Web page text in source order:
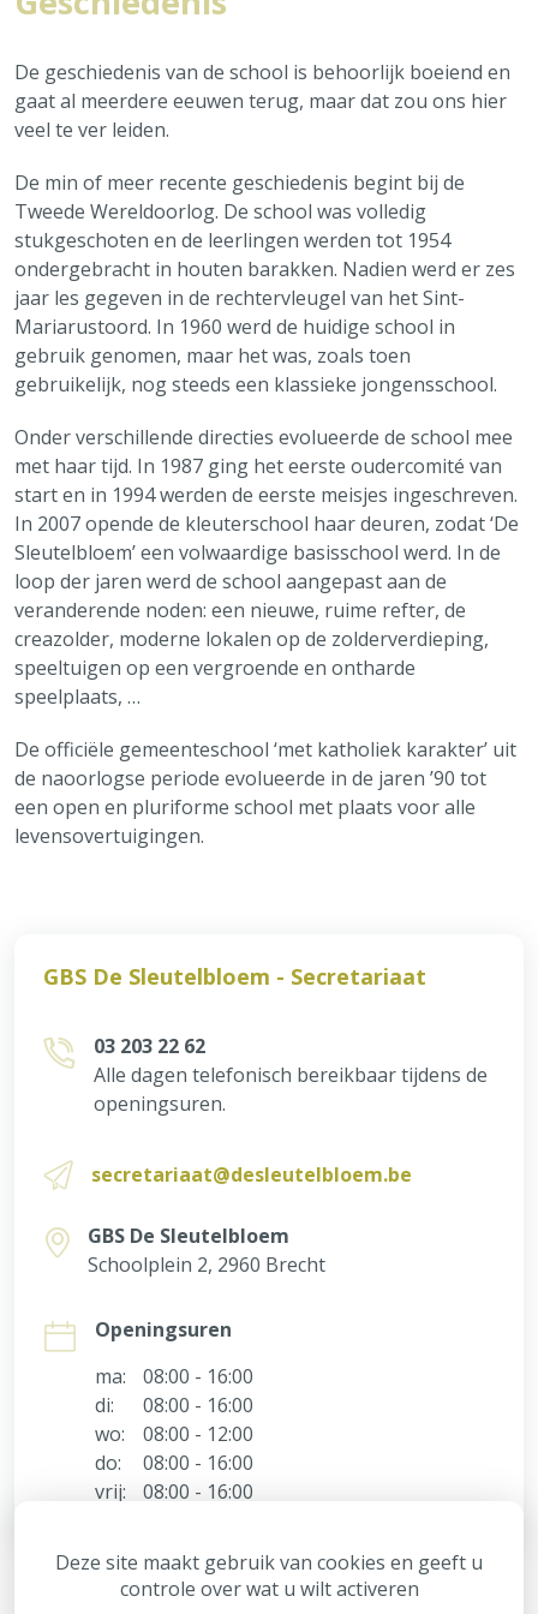
Geschiedenis
Peru
Alles over Onze school
De geschiedenis van de school is behoorlijk boeiend en
gaat al meerdere eeuwen terug, maar dat zou ons hier
veel te ver leiden.
De min of meer recente geschiedenis begint bij de
Tweede Wereldoorlog. De school was volledig
stukgeschoten en de leerlingen werden tot 1954
ondergebracht in houten barakken. Nadien werd er zes
jaar les gegeven in de rechtervleugel van het Sint-
Mariarustoord. In 1960 werd de huidige school in
gebruik genomen, maar het was, zoals toen
gebruikelijk, nog steeds een klassieke jongensschool.
Onder verschillende directies evolueerde de school mee
met haar tijd. In 1987 ging het eerste oudercomité van
start en in 1994 werden de eerste meisjes ingeschreven.
In 2007 opende de kleuterschool haar deuren, zodat ‘De
Sleutelbloem’ een volwaardige basisschool werd. In de
loop der jaren werd de school aangepast aan de
veranderende noden: een nieuwe, ruime refter, de
creazolder, moderne lokalen op de zolderverdieping,
speeltuigen op een vergroende en ontharde
speelplaats, …
De officiële gemeenteschool ‘met katholiek karakter’ uit
de naoorlogse periode evolueerde in de jaren ’90 tot
een open en pluriforme school met plaats voor alle
levensovertuigingen.
GBS De Sleutelbloem - Secretariaat
03 203 22 62
Alle dagen telefonisch bereikbaar tijdens de
openingsuren.
secretariaat@desleutelbloem.be
GBS De Sleutelbloem
Schoolplein 2, 2960 Brecht
Openingsuren
ma:
08:00 - 16:00
di:
08:00 - 16:00
wo:
08:00 - 12:00
do:
08:00 - 16:00
vrij:
08:00 - 16:00
Deze site maakt gebruik van cookies en geeft u
controle over wat u wilt activeren